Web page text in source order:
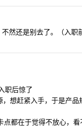
然还是别去了。（入职
职后惊了
想赶紧入手，于是产
都在于觉得不放心，